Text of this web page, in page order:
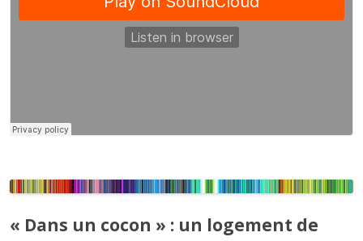
« Dans un cocon » : un logement de